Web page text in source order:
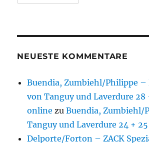
NEUESTE KOMMENTARE
Buendia, Zumbiehl/Philippe –
von Tanguy und Laverdure
online zuBuendia, Zumbiehl/
Tanguy und Laverdure 24 + 25
Delporte/Forton – ZACK